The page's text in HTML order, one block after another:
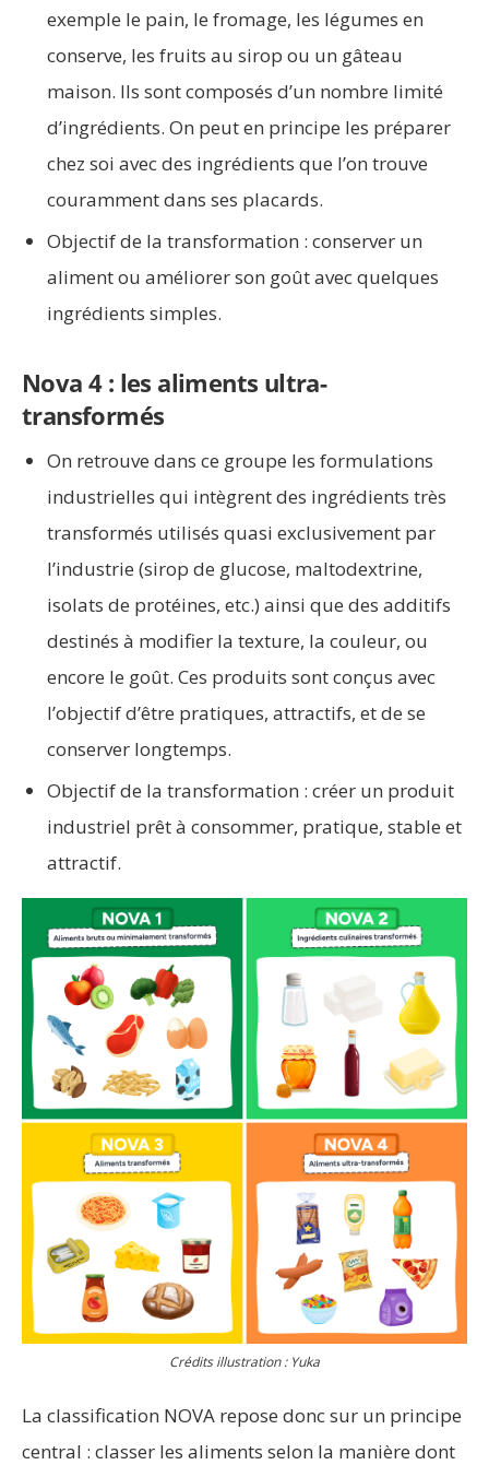
exemple le pain, le fromage, les légumes en
conserve, les fruits au sirop ou un gâteau
maison. Ils sont composés d’un nombre limité
d’ingrédients. On peut en principe les préparer
chez soi avec des ingrédients que l’on trouve
couramment dans ses placards.
Objectif de la transformation : conserver un
aliment ou améliorer son goût avec quelques
ingrédients simples.
Nova 4 : les aliments ultra-
transformés
On retrouve dans ce groupe les formulations
industrielles qui intègrent des ingrédients très
transformés utilisés quasi exclusivement par
l’industrie (sirop de glucose, maltodextrine,
isolats de protéines, etc.) ainsi que des additifs
destinés à modifier la texture, la couleur, ou
encore le goût. Ces produits sont conçus avec
l’objectif d’être pratiques, attractifs, et de se
conserver longtemps.
Objectif de la transformation : créer un produit
industriel prêt à consommer, pratique, stable et
attractif.
Crédits illustration : Yuka
La classification NOVA repose donc sur un principe
central : classer les aliments selon la manière dont